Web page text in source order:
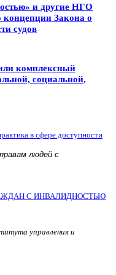
и другие НГО
концепции Закона о
судов
комплексный
социальной,
в сфере доступности
людей с
С ИНВАЛИДНОСТЬЮ
управления и